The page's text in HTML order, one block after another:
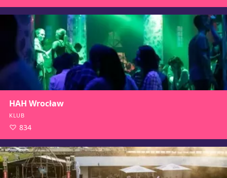
HAH Wrocław
KLUB
834